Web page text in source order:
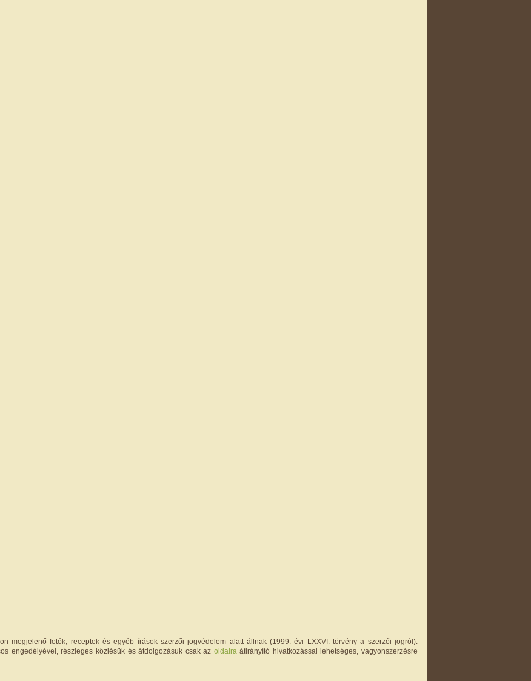
megjelenő fotók, receptek és egyéb írások szerzői jogvédelem alatt állnak (1999. évi LXXVI. törvény a szerzői jogról).
engedélyével, részleges közlésük és átdolgozásuk csak az oldalraátirányító hivatkozással lehetséges, vagyonszerzésre